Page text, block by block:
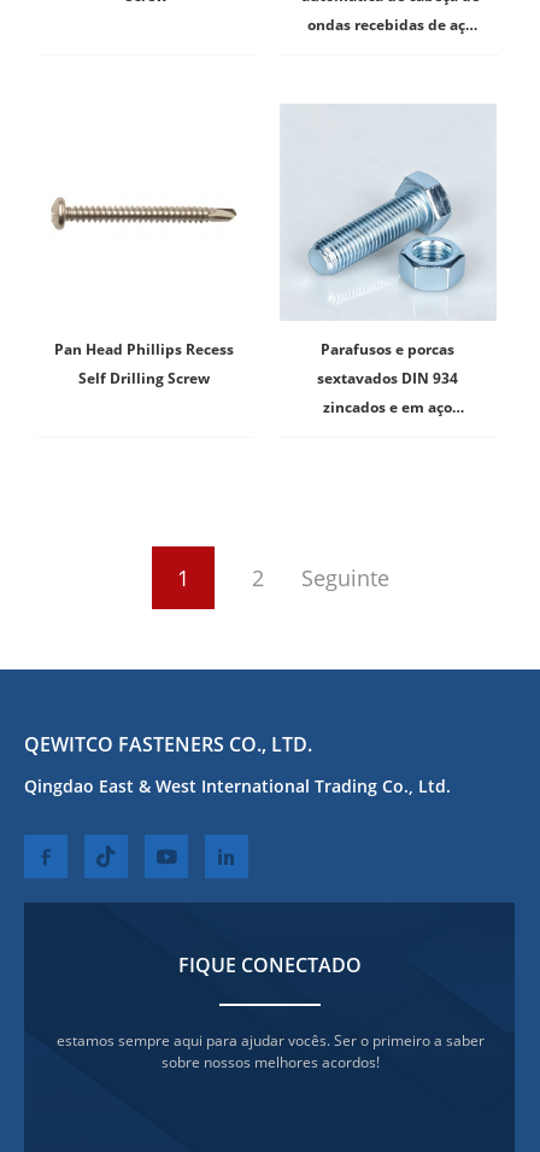
ondas recebidas de aço
Pan Head Phillips Recess
Self Drilling Screw
Parafusos e porcas
sextavados DIN 934
zincados e em aço
1 2 Seguinte
QEWITCO FASTENERS CO., LTD.
Qingdao East & West International Trading Co., Ltd.
FIQUE CONECTADO
estamos sempre aqui para ajudar vocês. Ser o primeiro a saber
sobre nossos melhores acordos!